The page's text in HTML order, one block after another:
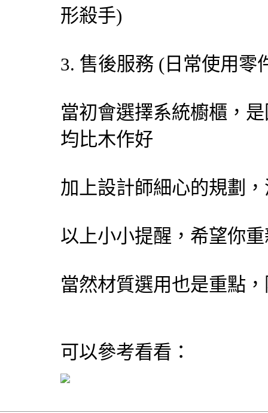
形殺手)
3. 售後服務 (日常使用零
當初會選擇系統櫥櫃，
均比木作好
加上設計師細心的規劃
以上小小提醒，希望你
當然材質選用也是重點
可以參考看看：